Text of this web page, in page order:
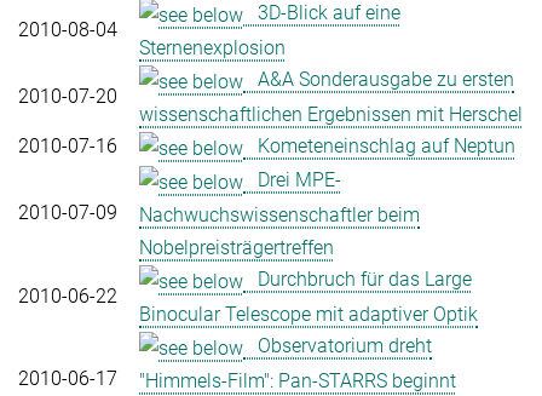
2010-08-04
3D-Blick auf eine
Sternenexplosion
2010-07-20
A&A Sonderausgabe zu ersten
wissenschaftlichen Ergebnissen mit Herschel
2010-07-16
Kometeneinschlag auf Neptun
2010-07-09
Drei MPE-
Nachwuchswissenschaftler beim
Nobelpreisträgertreffen
2010-06-22
Durchbruch für das Large
Binocular Telescope mit adaptiver Optik
2010-06-17
Observatorium dreht
"Himmels-Film": Pan-STARRS beginnt